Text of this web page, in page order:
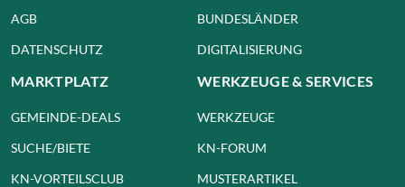
AGB
DATENSCHUTZ
BUNDESLÄNDER
DIGITALISIERUNG
MARKTPLATZ
GEMEINDE-DEALS
SUCHE/BIETE
KN-VORTEILSCLUB
WERKZEUGE & SERVICES
WERKZEUGE
KN-FORUM
MUSTERARTIKEL